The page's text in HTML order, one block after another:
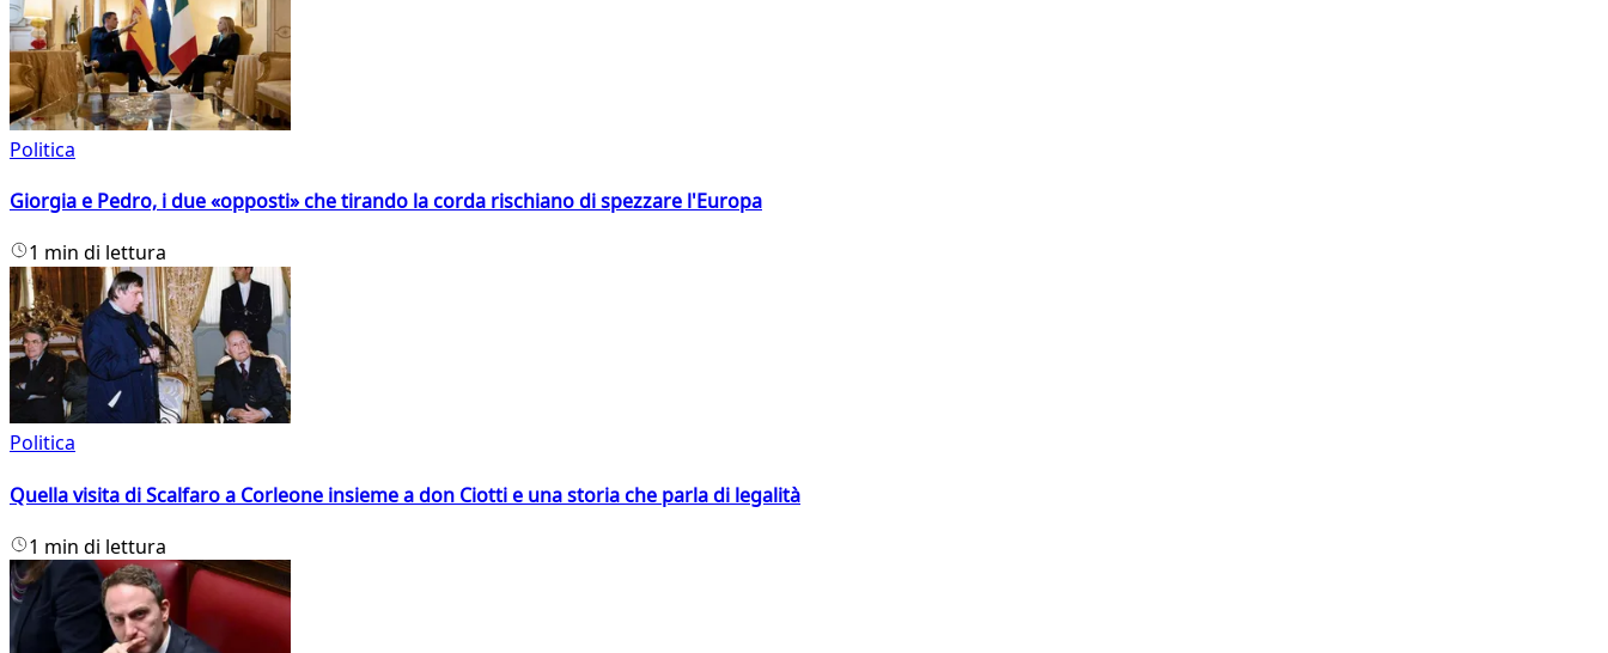
Politica
Giorgia e Pedro, i due «opposti» che tirando la corda rischiano di spezzare l'Europa
1 min di lettura
Politica
Quella visita di Scalfaro a Corleone insieme a don Ciotti e una storia che parla di legalità
1 min di lettura